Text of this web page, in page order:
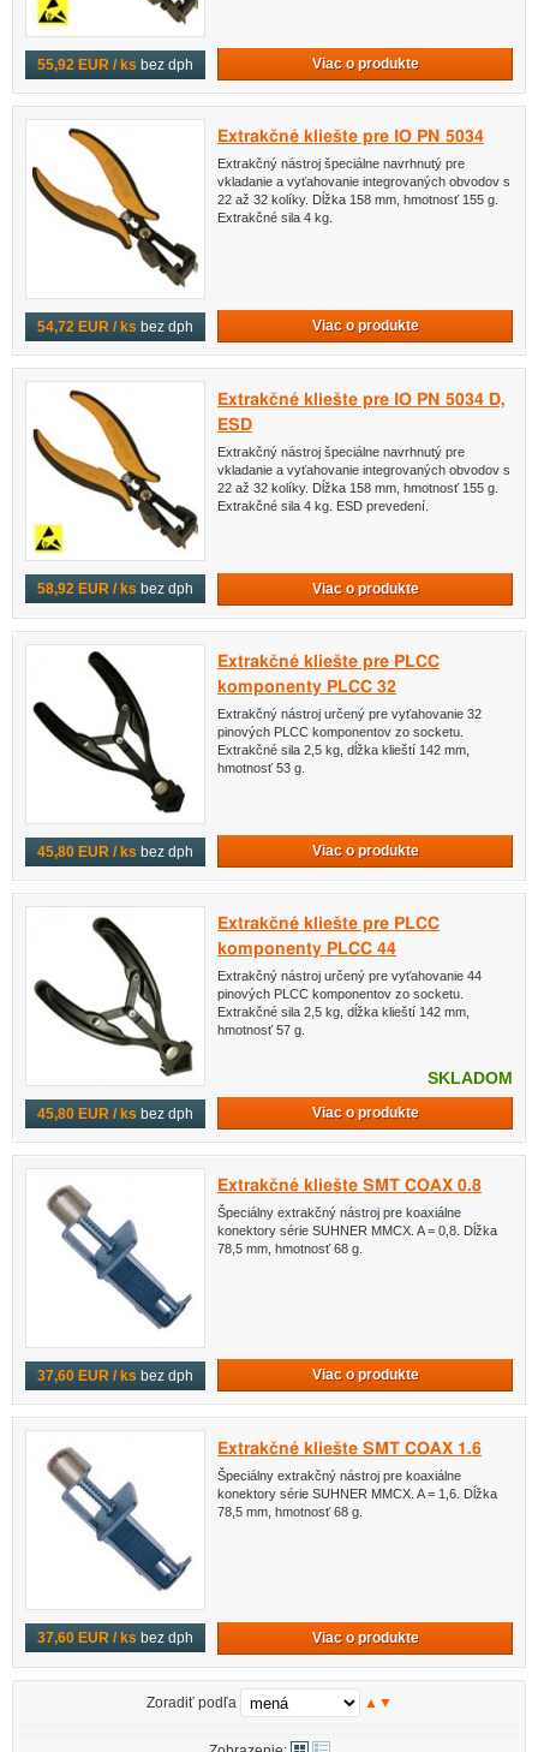
55,92 EUR / ks bez dph Viac o produkte
54,72 EUR / ks bez dph
Extrakčné kliešte pre IO PN 5034
Extrakčný nástroj špeciálne navrhnutý pre
vkladanie a vyťahovanie integrovaných obvodov s
22 až 32 kolíky. Dĺžka 158 mm, hmotnosť 155 g.
Extrakčné sila 4 kg.
Viac o produkte
58,92 EUR / ks bez dph
Extrakčné kliešte pre IO PN 5034 D,
ESD
Extrakčný nástroj špeciálne navrhnutý pre
vkladanie a vyťahovanie integrovaných obvodov s
22 až 32 kolíky. Dĺžka 158 mm, hmotnosť 155 g.
Extrakčné sila 4 kg. ESD prevedení.
Viac o produkte
45,80 EUR / ks bez dph
Extrakčné kliešte pre PLCC
komponenty PLCC 32
Extrakčný nástroj určený pre vyťahovanie 32
pinových PLCC komponentov zo socketu.
Extrakčné sila 2,5 kg, dĺžka klieští 142 mm,
hmotnosť 53 g.
Viac o produkte
45,80 EUR / ks bez dph
Extrakčné kliešte pre PLCC
komponenty PLCC 44
Extrakčný nástroj určený pre vyťahovanie 44
pinových PLCC komponentov zo socketu.
Extrakčné sila 2,5 kg, dĺžka klieští 142 mm,
hmotnosť 57 g.
SKLADOM
Viac o produkte
37,60 EUR / ks bez dph
Extrakčné kliešte SMT COAX 0.8
Špeciálny extrakčný nástroj pre koaxiálne
konektory série SUHNER MMCX. A = 0,8. Dĺžka
78,5 mm, hmotnosť 68 g.
Viac o produkte
37,60 EUR / ks bez dph
Extrakčné kliešte SMT COAX 1.6
Špeciálny extrakčný nástroj pre koaxiálne
konektory série SUHNER MMCX. A = 1,6. Dĺžka
78,5 mm, hmotnosť 68 g.
Viac o produkte
Zoradiť podľa ▲ ▼